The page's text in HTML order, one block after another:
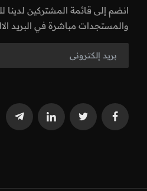
انضم إلى قائمة المشتركين لدينا
والمستجدات مباشرة في البريد